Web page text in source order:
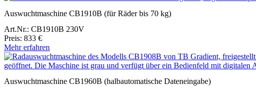
Auswuchtmaschine CB1910B (für Räder bis 70 kg)
Art.Nr.: CB1910B 230V
Preis: 833 €
Mehr erfahren
Auswuchtmaschine CB1960B (halbautomatische Dateneingabe)